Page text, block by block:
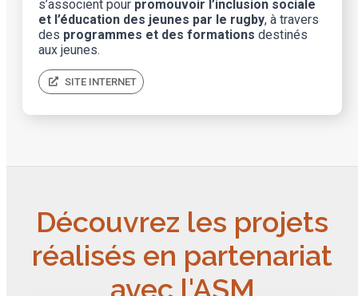
s’associent pour promouvoir l’inclusion sociale
et l’éducation des jeunes par le rugby, à travers
des programmes et des formations destinés
aux jeunes.
SITE INTERNET
Découvrez les projets
réalisés en partenariat
avec l'ASM